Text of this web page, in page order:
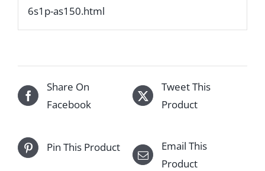
6s1p-as150.html
Share On
Facebook
Tweet This
Product
Pin This Product
Email This
Product